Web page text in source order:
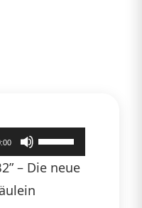
Pfeiltasten
Hoch/Runter
– Die neue